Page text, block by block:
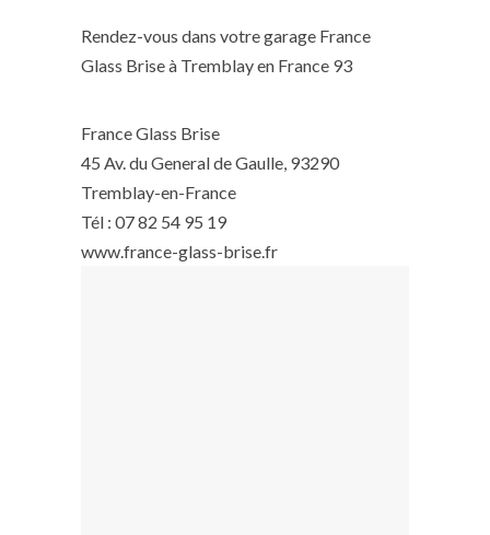
Rendez-vous dans votre garage France
Glass Brise à Tremblay en France 93
France Glass Brise
45 Av. du General de Gaulle, 93290
Tremblay-en-France
Tél : 07 82 54 95 19
www.france-glass-brise.fr